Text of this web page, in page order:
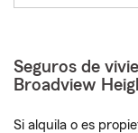
Seguros de
Broadview
Si alquila o es